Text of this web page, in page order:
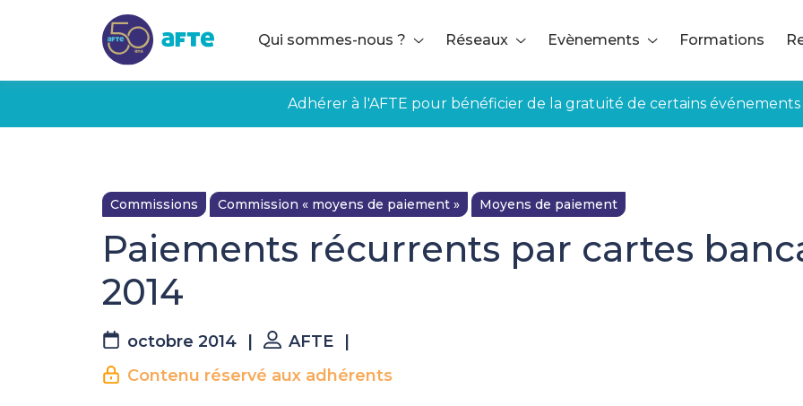
Qui sommes-nous ? Réseaux Evènements Formations
Adhérer à l'AFTE pour bénéficier de la gratuité de certains événements
Commissions Commission « moyens de paiement » Moyens de paiement
Paiements récurrents par cartes
2014
octobre 2014 AFTE
Contenu réservé aux adhérents